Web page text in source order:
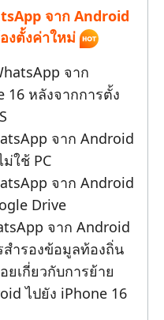
จาก Android
งตั้งค่าใหม่
จาก
16 หลังจากการตั้ง
จาก Android
ใช้ PC
จาก Android
Drive
จาก Android
สำรองข้อมูลท้องถิ่น
เกี่ยวกับการย้าย
ไปยัง iPhone 16